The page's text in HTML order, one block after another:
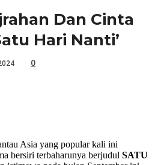
Dan Cinta
Hari Nanti’
0
Asia yang popular kali ini
bersiri terbaharunya berjudul SATU